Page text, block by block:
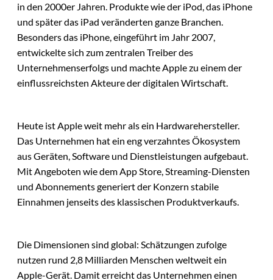
in den 2000er Jahren. Produkte wie der iPod, das iPhone
und später das iPad veränderten ganze Branchen.
Besonders das iPhone, eingeführt im Jahr 2007,
entwickelte sich zum zentralen Treiber des
Unternehmenserfolgs und machte Apple zu einem der
einflussreichsten Akteure der digitalen Wirtschaft.
Heute ist Apple weit mehr als ein Hardwarehersteller.
Das Unternehmen hat ein eng verzahntes Ökosystem
aus Geräten, Software und Dienstleistungen aufgebaut.
Mit Angeboten wie dem App Store, Streaming-Diensten
und Abonnements generiert der Konzern stabile
Einnahmen jenseits des klassischen Produktverkaufs.
Die Dimensionen sind global: Schätzungen zufolge
nutzen rund 2,8 Milliarden Menschen weltweit ein
Apple-Gerät. Damit erreicht das Unternehmen einen